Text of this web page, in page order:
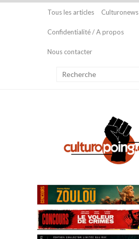
Tous les articles Culturonews
Confidentialité / A propos
Nous contacter